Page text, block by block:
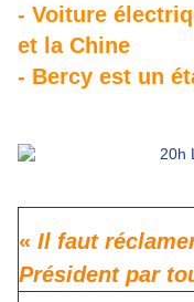
- Voiture
et la Chine
- Bercy est un
« Il faut
Président par